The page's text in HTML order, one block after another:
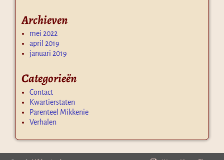
Archieven
mei 2022
april 2019
januari 2019
Categorieën
Contact
Kwartierstaten
Parenteel Mikkenie
Verhalen